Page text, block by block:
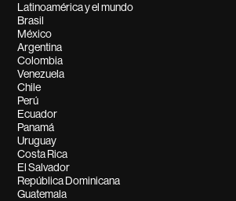
Latinoamérica y el mundo
Brasil
México
Argentina
Colombia
Venezuela
Chile
Perú
Ecuador
Panamá
Uruguay
Costa Rica
El Salvador
República Dominicana
Guatemala